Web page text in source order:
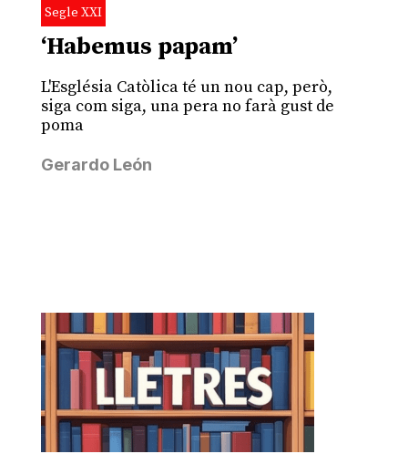
Segle XXI
‘Habemus papam’
L'Església Catòlica té un nou cap, però,
siga com siga, una pera no farà gust de
poma
Gerardo León